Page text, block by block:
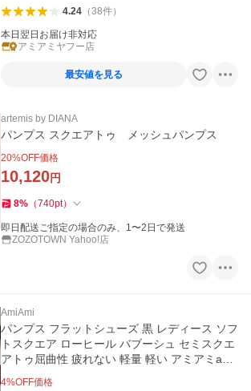
4.24（38件）
本日翌日お届け非対応
アミアミヤフー店
最安値を見る
artemis by DIANA
パンプス スクエアトゥ メッシュパンプス
20%OFF価格
10,120円
8% （740pt）
即日配送ご指定の場合のみ、1〜2日で発送
ZOZOTOWN Yahoo!店
AmiAmi
パンプス フラットシューズ 黒 レディース ソフ
トスクエア ローヒール バブーシュ セミスクエ
アトゥ屈曲性 疲れない 軽量 軽い アミアミami
4%OFF価格